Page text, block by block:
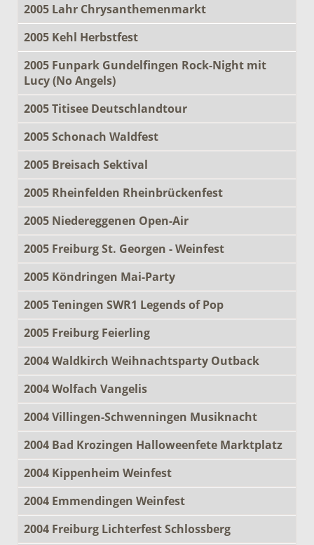
2005 Lahr Chrysanthemenmarkt
2005 Kehl Herbstfest
2005 Funpark Gundelfingen Rock-Night mit
Lucy (No Angels)
2005 Titisee Deutschlandtour
2005 Schonach Waldfest
2005 Breisach Sektival
2005 Rheinfelden Rheinbrückenfest
2005 Niedereggenen Open-Air
2005 Freiburg St. Georgen - Weinfest
2005 Köndringen Mai-Party
2005 Teningen SWR1 Legends of Pop
2005 Freiburg Feierling
2004 Waldkirch Weihnachtsparty Outback
2004 Wolfach Vangelis
2004 Villingen-Schwenningen Musiknacht
2004 Bad Krozingen Halloweenfete Marktplatz
2004 Kippenheim Weinfest
2004 Emmendingen Weinfest
2004 Freiburg Lichterfest Schlossberg